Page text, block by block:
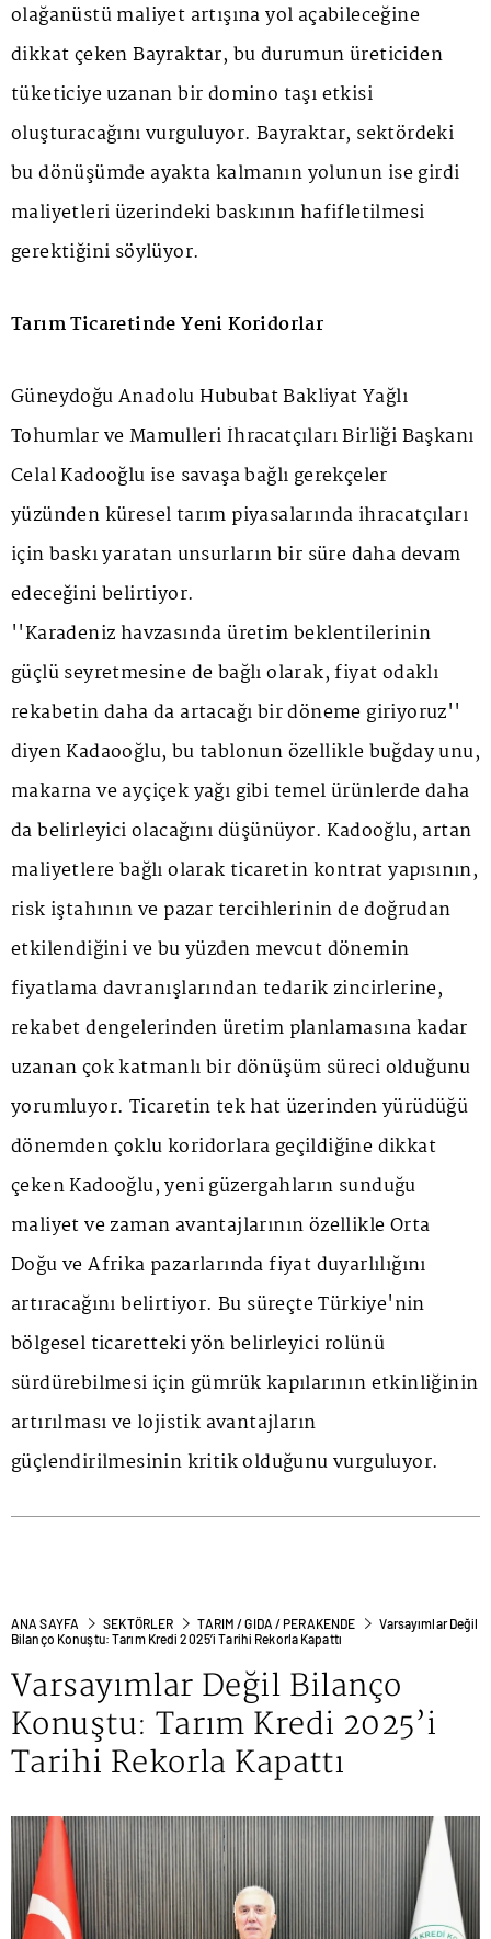
olağanüstü maliyet artışına yol açabileceğine
dikkat çeken Bayraktar, bu durumun üreticiden
tüketiciye uzanan bir domino taşı etkisi
oluşturacağını vurguluyor. Bayraktar, sektördeki
bu dönüşümde ayakta kalmanın yolunun ise girdi
maliyetleri üzerindeki baskının hafifletilmesi
gerektiğini söylüyor.
Tarım Ticaretinde Yeni Koridorlar
Güneydoğu Anadolu Hububat Bakliyat Yağlı
Tohumlar ve Mamulleri İhracatçıları Birliği Başkanı
Celal Kadooğlu ise savaşa bağlı gerekçeler
yüzünden küresel tarım piyasalarında ihracatçıları
için baskı yaratan unsurların bir süre daha devam
edeceğini belirtiyor.
''Karadeniz havzasında üretim beklentilerinin
güçlü seyretmesine de bağlı olarak, fiyat odaklı
rekabetin daha da artacağı bir döneme giriyoruz''
diyen Kadaooğlu, bu tablonun özellikle buğday unu,
makarna ve ayçiçek yağı gibi temel ürünlerde daha
da belirleyici olacağını düşünüyor. Kadooğlu, artan
maliyetlere bağlı olarak ticaretin kontrat yapısının,
risk iştahının ve pazar tercihlerinin de doğrudan
etkilendiğini ve bu yüzden mevcut dönemin
fiyatlama davranışlarından tedarik zincirlerine,
rekabet dengelerinden üretim planlamasına kadar
uzanan çok katmanlı bir dönüşüm süreci olduğunu
yorumluyor. Ticaretin tek hat üzerinden yürüdüğü
dönemden çoklu koridorlara geçildiğine dikkat
çeken Kadooğlu, yeni güzergahların sunduğu
maliyet ve zaman avantajlarının özellikle Orta
Doğu ve Afrika pazarlarında fiyat duyarlılığını
artıracağını belirtiyor. Bu süreçte Türkiye'nin
bölgesel ticaretteki yön belirleyici rolünü
sürdürebilmesi için gümrük kapılarının etkinliğinin
artırılması ve lojistik avantajların
güçlendirilmesinin kritik olduğunu vurguluyor.
ANA SAYFA SEKTÖRLER TARIM / GIDA / PERAKENDE
Varsayımlar Değil
Bilanço Konuştu: Tarım Kredi 2025’i Tarihi Rekorla Kapattı
Varsayımlar Değil Bilanço
Konuştu: Tarım Kredi 2025’i
Tarihi Rekorla Kapattı